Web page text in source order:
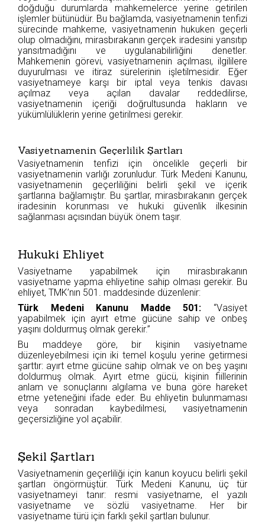
doğduğu durumlarda mahkemelerce yerine getirilen
işlemler bütünüdür. Bu bağlamda, vasiyetnamenin tenfizi
sürecinde mahkeme, vasiyetnamenin hukuken geçerli
olup olmadığını, mirasbırakanın gerçek iradesini yansıtıp
yansıtmadığını ve uygulanabilirliğini denetler.
Mahkemenin görevi, vasiyetnamenin açılması, ilgililere
duyurulması ve itiraz sürelerinin işletilmesidir. Eğer
vasiyetnameye karşı bir iptal veya tenkis davası
açılmaz veya açılan davalar reddedilirse,
vasiyetnamenin içeriği doğrultusunda hakların ve
yükümlülüklerin yerine getirilmesi gerekir.
Vasiyetnamenin Geçerlilik Şartları
Vasiyetnamenin tenfizi için öncelikle geçerli bir
vasiyetnamenin varlığı zorunludur. Türk Medeni Kanunu,
vasiyetnamenin geçerliliğini belirli şekil ve içerik
şartlarına bağlamıştır. Bu şartlar, mirasbırakanın gerçek
iradesinin korunması ve hukuki güvenlik ilkesinin
sağlanması açısından büyük önem taşır.
Hukuki Ehliyet
Vasiyetname yapabilmek için mirasbırakanın
vasiyetname yapma ehliyetine sahip olması gerekir. Bu
ehliyet, TMK’nın 501. maddesinde düzenlenir:
Türk Medeni Kanunu Madde 501: “Vasiyet
yapabilmek için ayırt etme gücüne sahip ve onbeş
yaşını doldurmuş olmak gerekir.”
Bu maddeye göre, bir kişinin vasiyetname
düzenleyebilmesi için iki temel koşulu yerine getirmesi
şarttır: ayırt etme gücüne sahip olmak ve on beş yaşını
doldurmuş olmak. Ayırt etme gücü, kişinin fiillerinin
anlam ve sonuçlarını algılama ve buna göre hareket
etme yeteneğini ifade eder. Bu ehliyetin bulunmaması
veya sonradan kaybedilmesi, vasiyetnamenin
geçersizliğine yol açabilir.
Şekil Şartları
Vasiyetnamenin geçerliliği için kanun koyucu belirli şekil
şartları öngörmüştür. Türk Medeni Kanunu, üç tür
vasiyetnameyi tanır: resmi vasiyetname, el yazılı
vasiyetname ve sözlü vasiyetname. Her bir
vasiyetname türü için farklı şekil şartları bulunur.